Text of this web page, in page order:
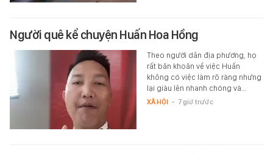
Người quê kể chuyện Huấn Hoa Hồng
Theo người dân địa phương, họ
rất băn khoăn về việc Huấn
không có việc làm rõ ràng nhưng
lại giàu lên nhanh chóng và…
XÃ HỘI - 7 giờ trước